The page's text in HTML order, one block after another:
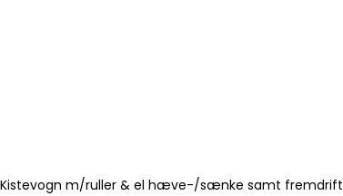
Kistevogn m/ruller & el hæve-/sænke samt fremdrift